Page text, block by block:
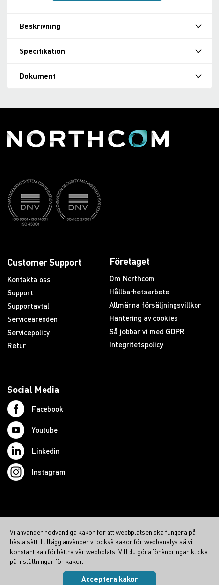
Beskrivning
Specifikation
Dokument
Customer Support
Kontakta oss
Support
Supportavtal
Serviceärenden
Servicepolicy
Retur
Företaget
Om Northcom
Hållbarhetsarbete
Allmänna försäljningsvillkor
Hantering av cookies
Så jobbar vi med GDPR
Integritetspolicy
Social Media
Facebook
Youtube
Linkedin
Instagram
northcom.no
northcom.dk
northcom.fi
Cookies
Vi använder nödvändiga kakor för att webbplatsen ska fungera på
bästa sätt. I tillägg använder vi också kakor för webbanalys så vi
konstant kan förbättra vår webbplats. Vill du göra förändringar klicka
på Inställningar för kakor.
Acceptera kakor